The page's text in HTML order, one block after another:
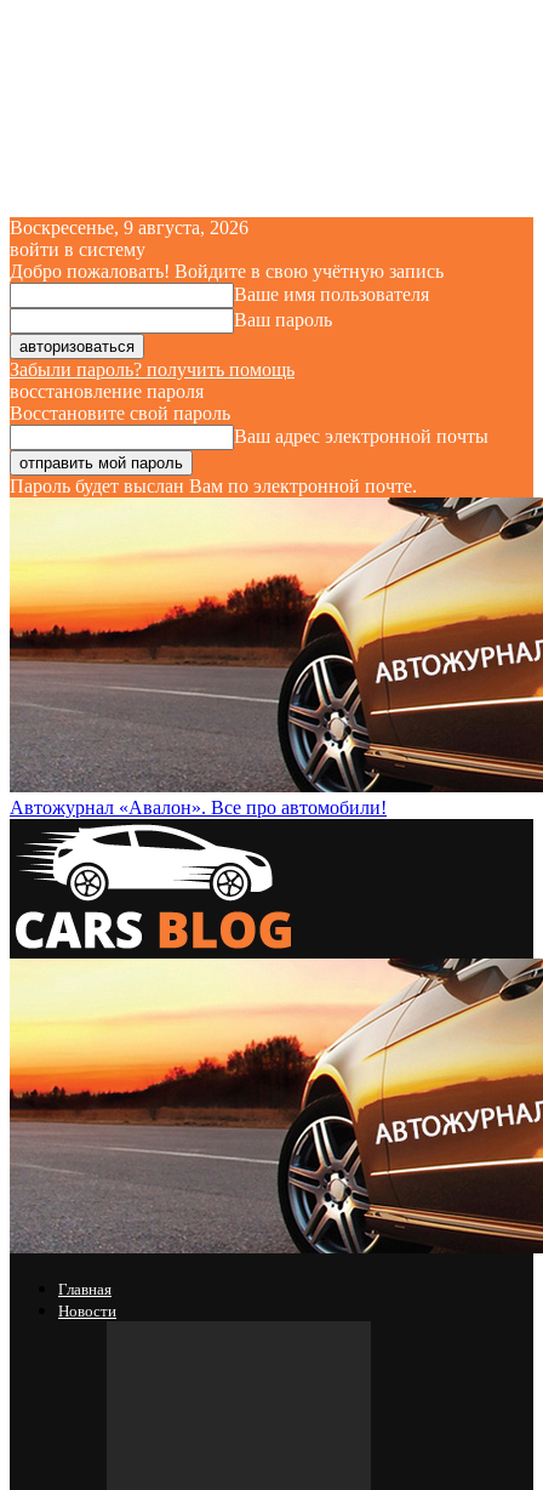
Воскресенье, 9 августа, 2026
войти в систему
Добро пожаловать! Войдите в свою учётную запись
Ваше имя пользователя
Ваш пароль
Забыли пароль? получить помощь
восстановление пароля
Восстановите свой пароль
Ваш адрес электронной почты
Пароль будет выслан Вам по электронной почте.
Автожурнал «Авалон». Все про автомобили!
Главная
Новости